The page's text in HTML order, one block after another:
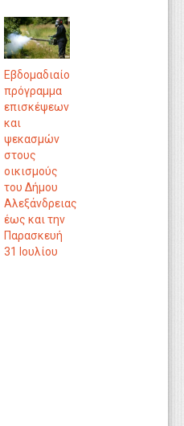
Eβδομαδιαίo
πρόγραμμα
επισκέψεων
και
ψεκασμών
στους
οικισμούς
του Δήμου
Αλεξάνδρειας
έως και την
Παρασκευή
31 Ιουλίου